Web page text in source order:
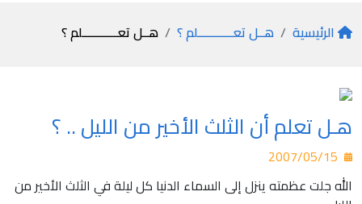
الرئيسية هــل تعـــــــــــلم ؟ هــل تعـــــــــــلم ؟
هـل تعلم أن الثلث الأخير من الليل .. ؟
الله جلت عظمته ينزل إلى السماء الدنيا كل ليلة في الثلث الأخير من